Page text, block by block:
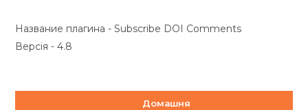
Название плагина - Subscribe DOI Comments
Версія - 4.8
Домашня